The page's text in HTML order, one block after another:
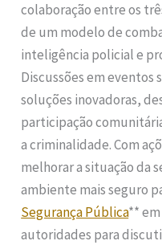
colaboração entre os
de um modelo de
inteligência policial e
Discussões em eventos
soluções inovadoras,
participação
a criminalidade. Com
melhorar a situação da
ambiente mais seguro
Segurança Pública**
autoridades para